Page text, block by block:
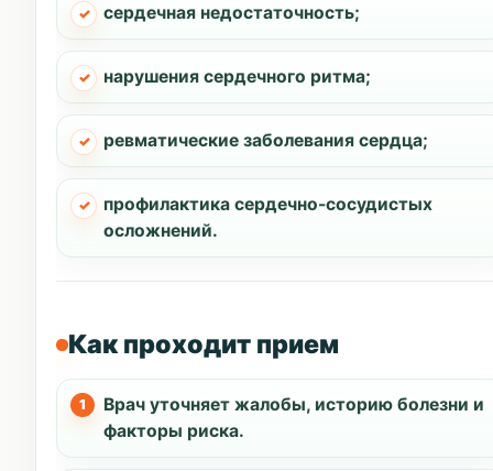
сердечная недостаточность;
нарушения сердечного ритма;
ревматические заболевания сердца;
профилактика сердечно-сосудистых
осложнений.
Как проходит прием
Врач уточняет жалобы, историю болезни и
факторы риска.